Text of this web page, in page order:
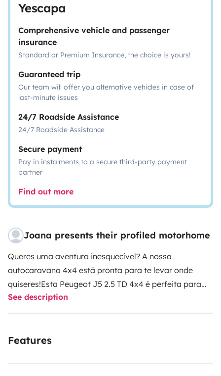
Yescapa
Comprehensive vehicle and passenger
insurance
Standard or Premium Insurance, the choice is yours!
Guaranteed trip
Our team will offer you alternative vehicles in case of
last-minute issues
24/7 Roadside Assistance
24/7 Roadside Assistance
Secure payment
Pay in instalments to a secure third-party payment
partner
Find out more
Joana presents their profiled motorhome
Queres uma aventura inesquecível? A nossa
autocaravana 4x4 está pronta para te levar onde
quiseres!Esta Peugeot J5 2.5 TD 4x4 é perfeita para
explorar qualquer destino, seja estrada ou trilho:
escolhe a partir do interior entre tração integral ou
companhia são bem-vindos! Planeia a tua viagem sem
See description
Features